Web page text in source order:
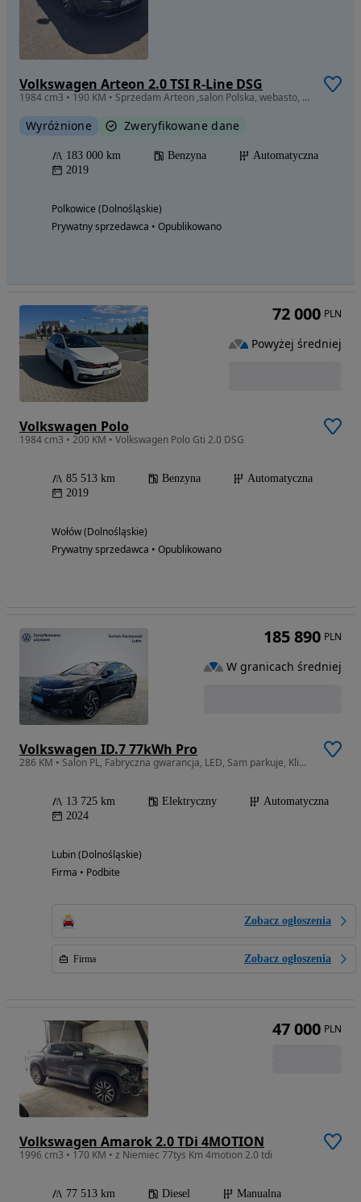
Volkswagen Arteon 2.0 TSI R-Line DSG
1984 cm3 • 190 KM • Sprzedam Arteon ,salon Polska, webasto, DCC, Faktura VAT
Wyróżnione Zweryfikowane dane
183 000 km Benzyna
Automatyczna
2019
Polkowice (Dolnośląskie)
Prywatny sprzedawca • Opublikowano
Volkswagen Polo
1984 cm3 • 200 KM • Volkswagen Polo Gti 2.0 DSG
85 513 km Benzyna
Automatyczna
2019
Wołów (Dolnośląskie)
Prywatny sprzedawca • Opublikowano
72 000 PLN
Powyżej średniej
Volkswagen ID.7 77kWh Pro
286 KM • Salon PL, Fabryczna gwarancja, LED, Sam parkuje, Klima 3-stref. Pompa
13 725 km Elektryczny
Automatyczna
2024
Lubin (Dolnośląskie)
Firma • Podbite
Zobacz ogłoszenia
Firma Zobacz ogłoszenia
185 890 PLN
W granicach średniej
Volkswagen Amarok 2.0 TDi 4MOTION
1996 cm3 • 170 KM • z Niemiec 77tys Km 4motion 2.0 tdi
77 513 km Diesel Manualna
47 000 PLN